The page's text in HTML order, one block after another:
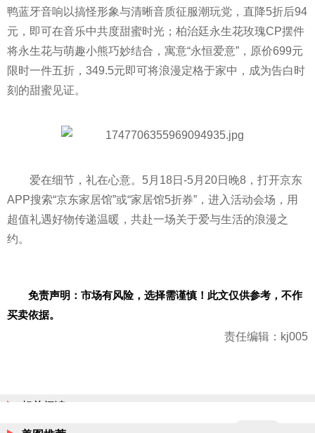
鸭蓝牙音响以搞怪形象与清晰音质征服潮玩党，直降5折后94
元，即可在音乐中共度甜蜜时光；柏治廷永生花玫瑰CP摆件
将永生花与萌趣小熊巧妙结合，寓意“永恒爱意”，原价699元
限时一件五折，349.5元即可将浪漫定格于家中，成为告白时
刻的甜蜜见证。
爱在细节，礼在心意。5月18日-5月20日晚8，打开京东
APP搜索“京东家居馆”或“家居馆5折券”，进入活动会场，用
超值礼遇好物传递温暖，共赴一场关于爱与生活的浪漫之
约。
免责声明：市场有风险，选择需谨慎！此文仅供参考，不作
买卖依据。
责任编辑：kj005
相关阅读